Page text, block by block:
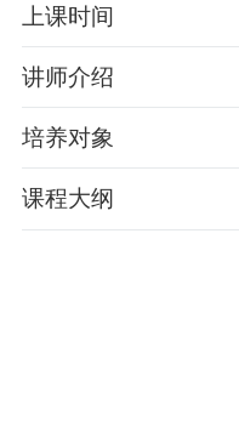
上课时间
讲师介绍
培养对象
课程大纲